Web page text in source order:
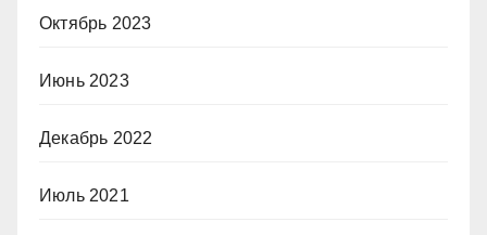
Октябрь 2023
Июнь 2023
Декабрь 2022
Июль 2021